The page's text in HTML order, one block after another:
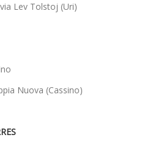
Lev Tolstoj (Uri)
Nuova (Cassino)